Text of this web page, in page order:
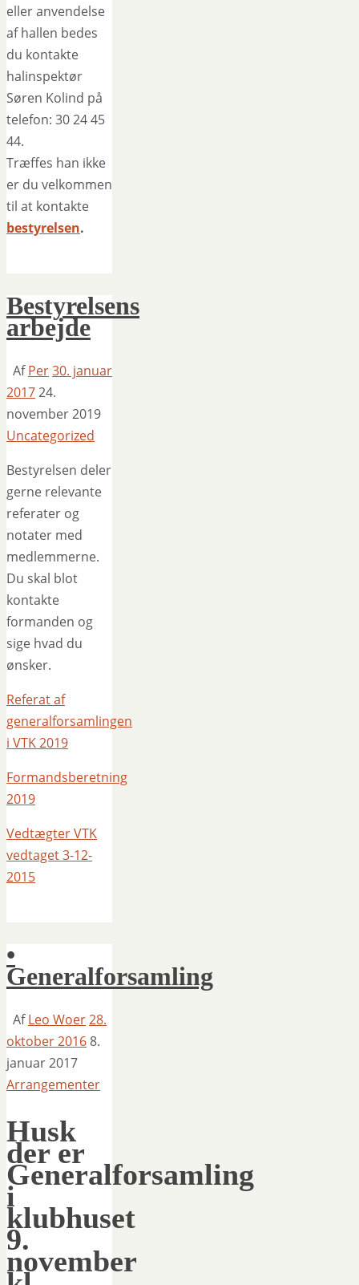
eller anvendelse
af hallen bedes
du kontakte
halinspektør
Søren Kolind på
telefon: 30 24 45
44.
Træffes han ikke
er du velkommen
til at kontakte
bestyrelsen.
Bestyrelsens
arbejde
AfPer30. januar
201724.
november 2019
Uncategorized
Bestyrelsen deler
gerne relevante
referater og
notater med
medlemmerne.
Du skal blot
kontakte
formanden og
sige hvad du
ønsker.
Referat af
generalforsamlingen
i VTK 2019
Formandsberetning
2019
Vedtægter VTK
vedtaget 3-12-
2015
•
Generalforsamling
AfLeo Woer28.
oktober 20168.
januar 2017
Arrangementer
Husk
der er
Generalforsamling
i
klubhuset
9.
november